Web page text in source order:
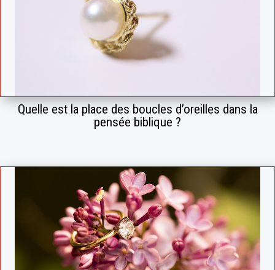
Quelle est la place des boucles d’oreilles dans la
pensée biblique ?